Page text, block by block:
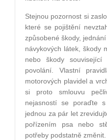
Stejnou pozornost si
které se pojištění
způsobené škody,
návykových látek, škody
nebo škody
povolání. Vlastní
motorových plavidel a
si proto smlouvu
nejasností se poraďte
jednou za pár let
pořízením psa nebo
potřeby podstatně změnit.